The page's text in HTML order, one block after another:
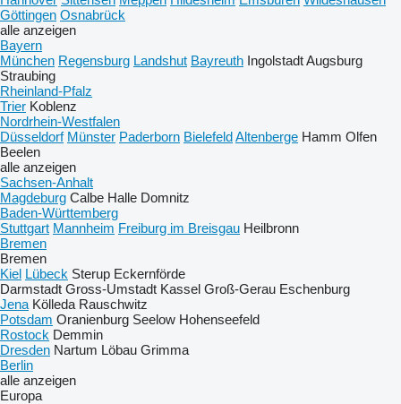
Göttingen Osnabrück
alle anzeigen
Bayern
München Regensburg Landshut Bayreuth IngolstadtAugsburg
Straubing
Rheinland-Pfalz
Trier Koblenz
Nordrhein-Westfalen
Düsseldorf Münster Paderborn BielefeldAltenberge Hamm Olfen
Beelen
alle anzeigen
Sachsen-Anhalt
Magdeburg Calbe Halle Domnitz
Baden-Württemberg
Stuttgart Mannheim Freiburg im Breisgau Heilbronn
Bremen
Bremen
Kiel Lübeck Sterup Eckernförde
Darmstadt Gross-Umstadt Kassel Groß-Gerau Eschenburg
Jena Kölleda Rauschwitz
Potsdam Oranienburg Seelow Hohenseefeld
Rostock Demmin
Dresden Nartum Löbau Grimma
Berlin
alle anzeigen
Europa